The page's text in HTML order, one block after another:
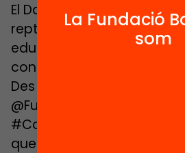
El Daniel Osiàs ens
repte de desenvolupar el
educatiu de la comunitat i
contribueixen des de
Des de la Fundació Jaume
@FundacioBofill us
#ComunitatsQueEduquen
que s’emmarca dins el
La Fundació
som